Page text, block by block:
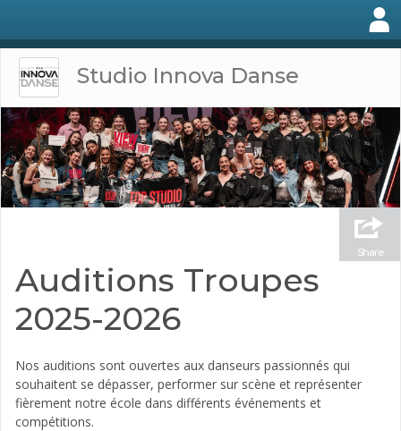
Studio Innova Danse
Share
Auditions Troupes
2025-2026
Nos auditions sont ouvertes aux danseurs passionnés qui
souhaitent se dépasser, performer sur scène et représenter
fièrement notre école dans différents événements et
compétitions.